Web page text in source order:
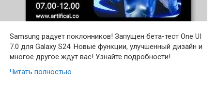
Samsung радует поклонников! Запущен бета-тест One UI
7.0 для Galaxy S24. Новые функции, улучшенный дизайн и
многое другое ждут вас! Узнайте подробности!
Читать полностью